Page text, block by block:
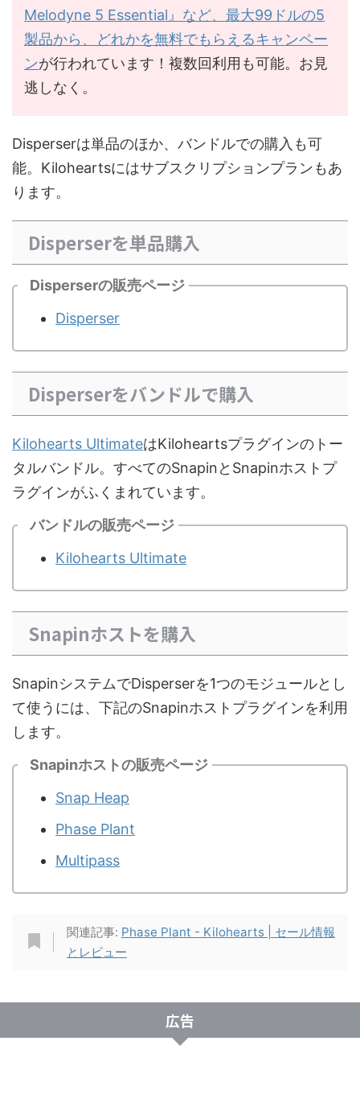
Melodyne 5 Essential』など、最大99ドルの5
製品から、どれかを無料でもらえるキャンペー
ンが行われています！複数回利用も可能。お見
逃しなく。
Disperserは単品のほか、バンドルでの購入も可
能。Kiloheartsにはサブスクリプションプランもあ
ります。
Disperserを単品購入
Disperserの販売ページ
Disperser
Disperserをバンドルで購入
Kilohearts UltimateはKiloheartsプラグインのトー
タルバンドル。すべてのSnapinとSnapinホストプ
ラグインがふくまれています。
バンドルの販売ページ
Kilohearts Ultimate
Snapinホストを購入
SnapinシステムでDisperserを1つのモジュールとし
て使うには、下記のSnapinホストプラグインを利用
します。
Snapinホストの販売ページ
Snap Heap
Phase Plant
Multipass
関連記事: Phase Plant - Kilohearts | セール情報
とレビュー
広告